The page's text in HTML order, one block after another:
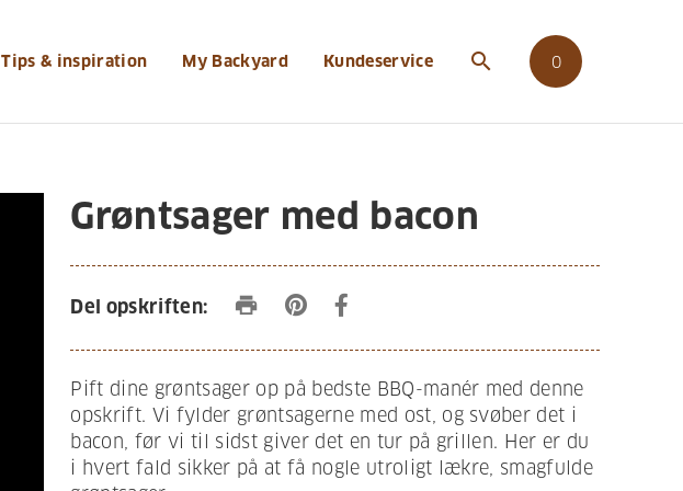
Tips & inspiration My Backyard Kundeservice search 0
Grøntsager med bacon
Del opskriften: print
Pift dine grøntsager op på bedste BBQ-manér med denne
opskrift. Vi fylder grøntsagerne med ost, og svøber det i
bacon, før vi til sidst giver det en tur på grillen. Her er du
i hvert fald sikker på at få nogle utroligt lækre, smagfulde